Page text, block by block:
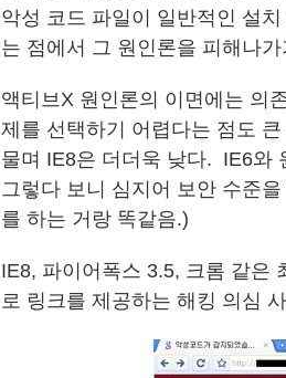
악성 코드 파일이 일반적인 설
는 점에서 그 원인론을 피해나
액티브X 원인론의 이면에는 의
제를 선택하기 어렵다는 점도
물며 IE8은 더더욱 낮다. IE6와
그렇다 보니 심지어 보안 수준을
를 하는 거랑 똑같음.)
IE8, 파이어폭스 3.5, 크롬 같은
로 링크를 제공하는 해킹 의심